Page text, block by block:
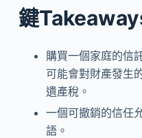
鍵
購買一個家庭的信
可能會對財產發生
遺產稅。
一個可撤銷的信任
語。